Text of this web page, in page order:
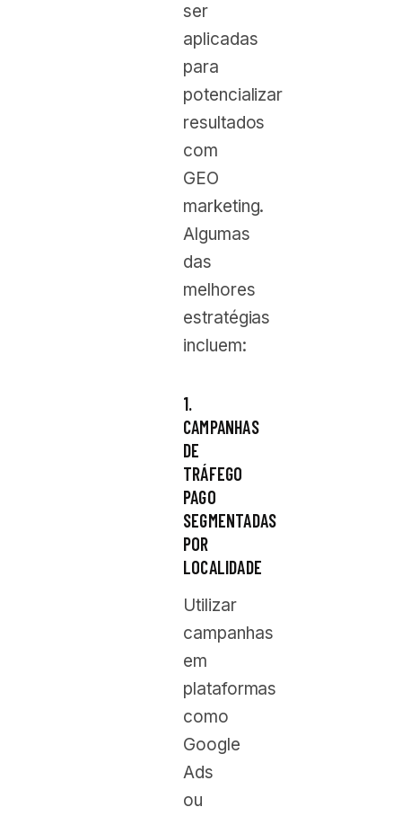
ser
aplicadas
para
potencializar
resultados
com
GEO
marketing.
Algumas
das
melhores
estratégias
incluem:
1.
CAMPANHAS
DE
TRÁFEGO
PAGO
SEGMENTADAS
POR
LOCALIDADE
Utilizar
campanhas
em
plataformas
como
Google
Ads
ou